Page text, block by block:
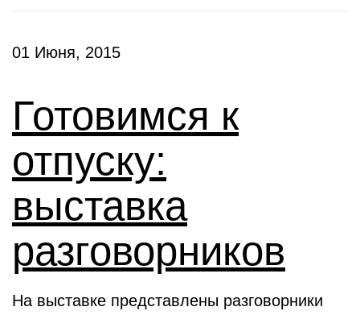
01 Июня, 2015
Готовимся к
отпуску:
выставка
разговорников
На выставке представлены разговорники